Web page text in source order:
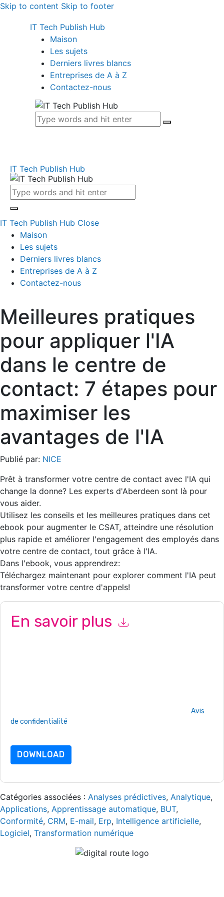
Skip to content Skip to footer
IT Tech Publish Hub
Maison
Les sujets
Derniers livres blancs
Entreprises de A à Z
Contactez-nous
IT Tech Publish Hub
IT Tech Publish Hub Close
Maison
Les sujets
Derniers livres blancs
Entreprises de A à Z
Contactez-nous
Meilleures pratiques
pour appliquer l'IA
dans le centre de
contact: 7 étapes pour
maximiser les
avantages de l'IA
Publié par: NICE
Prêt à transformer votre centre de contact avec l'IA qui
change la donne? Les experts d'Aberdeen sont là pour
vous aider.
Utilisez les conseils et les meilleures pratiques dans cet
ebook pour augmenter le CSAT, atteindre une résolution
plus rapide et améliorer l'engagement des employés dans
votre centre de contact, tout grâce à l'IA.
Dans l'ebook, vous apprendrez:
Téléchargez maintenant pour explorer comment l'IA peut
transformer votre centre d'appels!
En savoir plus
Avis
de confidentialité
DOWNLOAD
Catégories associées : Analyses prédictives, Analytique,
Applications, Apprentissage automatique, BUT,
Conformité, CRM, E-mail, Erp, Intelligence artificielle,
Logiciel, Transformation numérique